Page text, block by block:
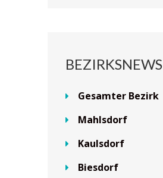
BEZIRKSNEWS
Gesamter Bezirk
Mahlsdorf
Kaulsdorf
Biesdorf